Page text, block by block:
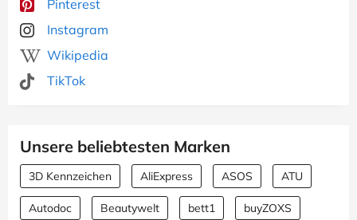
Pinterest
Instagram
Wikipedia
TikTok
Unsere beliebtesten Marken
3D Kennzeichen AliExpress ASOS ATU
Autodoc Beautywelt bett1 buyZOXS